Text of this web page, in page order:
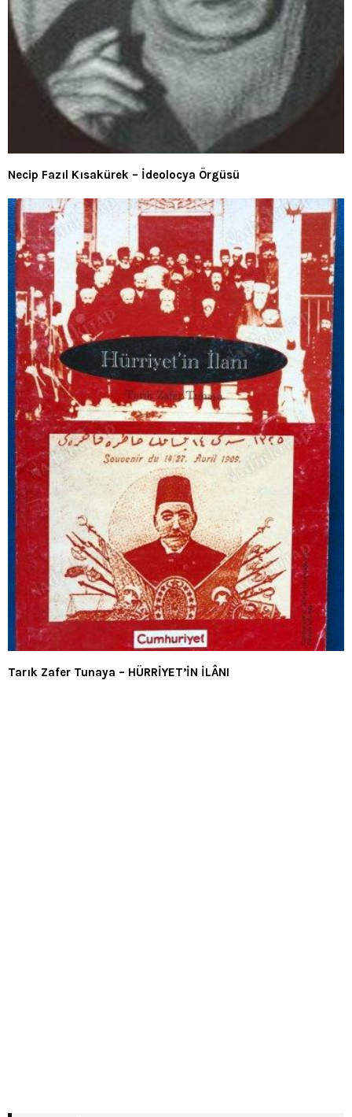
Necip Fazıl Kısakürek – İdeolocya Örgüsü
Tarık Zafer Tunaya – HÜRRİYET’İN İLÂNI